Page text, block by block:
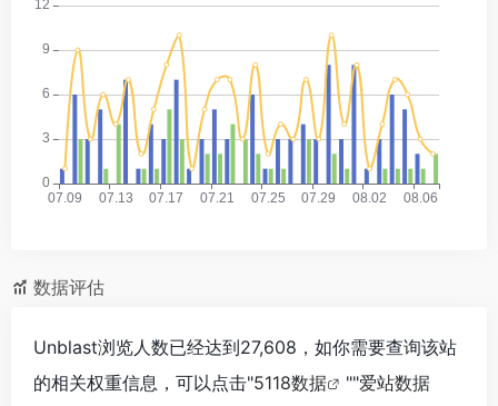
数据评估
Unblast浏览人数已经达到27,608，如你需要查询该站
的相关权重信息，可以点击"5118数据 ""爱站数据